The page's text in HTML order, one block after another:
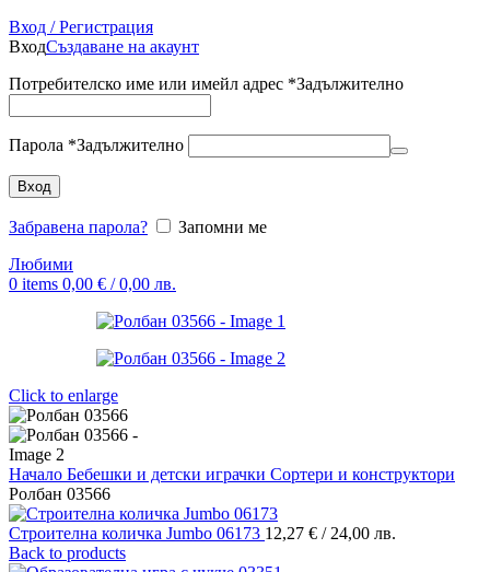
Вход / Регистрация
ВходСъздаване на акаунт
Потребителско име или имейл адрес *Задължително
Парола *Задължително
Вход
Забравена парола?
Запомни ме
Любими
0 items 0,00 € / 0,00 лв.
Click to enlarge
Начало Бебешки и детски играчки Сортери и конструктори
Ролбан 03566
Строителна количка Jumbo 06173 12,27 € / 24,00 лв.
Back to products